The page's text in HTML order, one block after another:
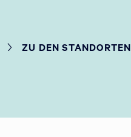
ZU DEN STANDORTEN